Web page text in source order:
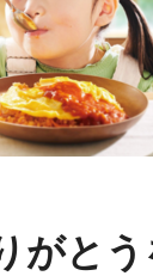
がとう